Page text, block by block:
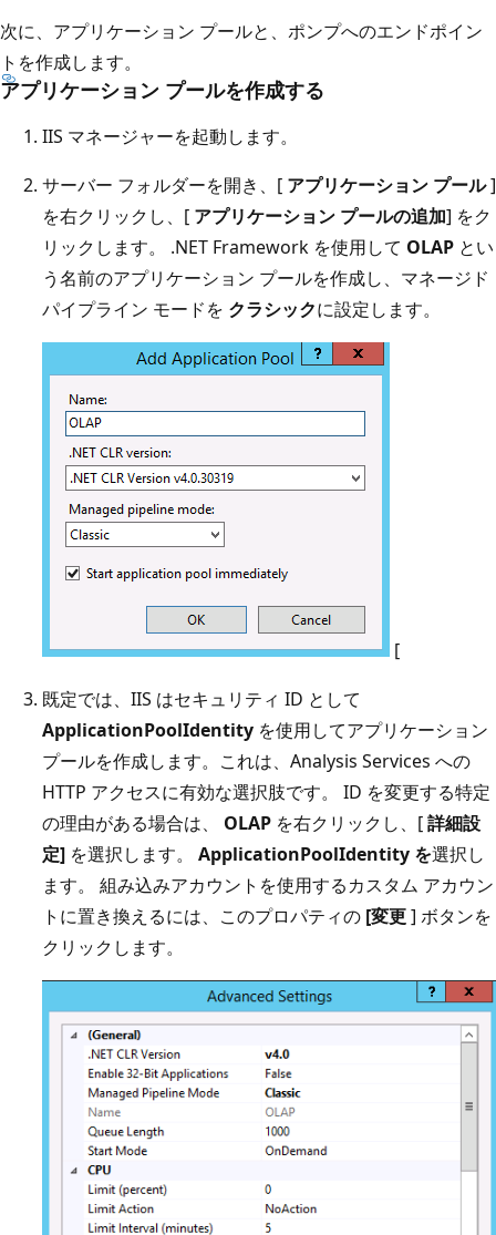
次に、アプリケーション プールと、ポンプへのエンドポイン
トを作成します。
アプリケーション プールを作成する
IIS マネージャーを起動します。
サーバー フォルダーを開き、[ アプリケーション プール]
を右クリックし、[ アプリケーション プールの追加] をク
リックします。 .NET Framework を使用して OLAP とい
う名前のアプリケーション プールを作成し、マネージド
パイプライン モードを クラシックに設定します。
[
既定では、IIS はセキュリティ ID として
ApplicationPoolIdentity を使用してアプリケーション
プールを作成します。これは、Analysis Services への
HTTP アクセスに有効な選択肢です。 ID を変更する特定
の理由がある場合は、 OLAP を右クリックし、[詳細設
定] を選択します。 ApplicationPoolIdentity を選択し
ます。 組み込みアカウントを使用するカスタム アカウン
トに置き換えるには、このプロパティの [変更] ボタンを
クリックします。